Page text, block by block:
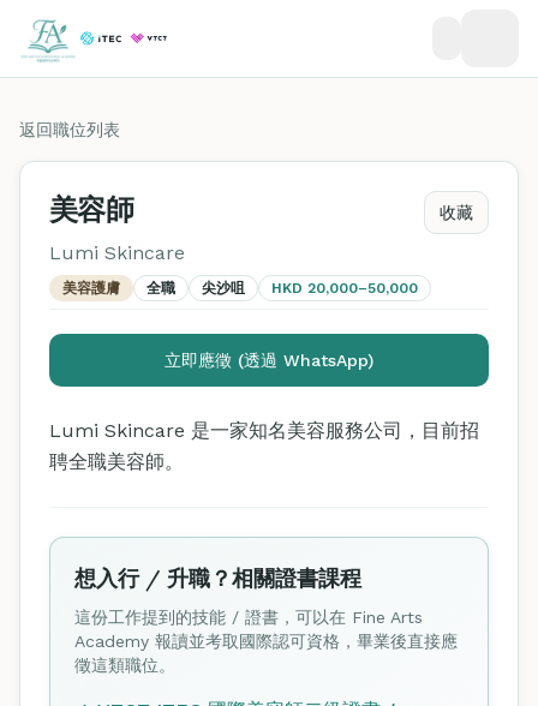
返回職位列表
美容師
Lumi Skincare
收藏
美容護膚 全職 尖沙咀 HKD 20,000–50,000
立即應徵 (透過 WhatsApp)
Lumi Skincare 是一家知名美容服務公司，目前招
聘全職美容師。
想入行 / 升職？相關證書課程
這份工作提到的技能 / 證書，可以在 Fine Arts
Academy 報讀並考取國際認可資格，畢業後直接應
徵這類職位。